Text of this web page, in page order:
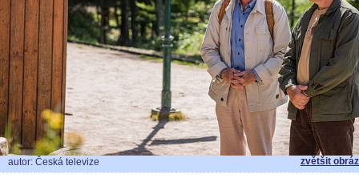
autor: Česká televize zvětšit